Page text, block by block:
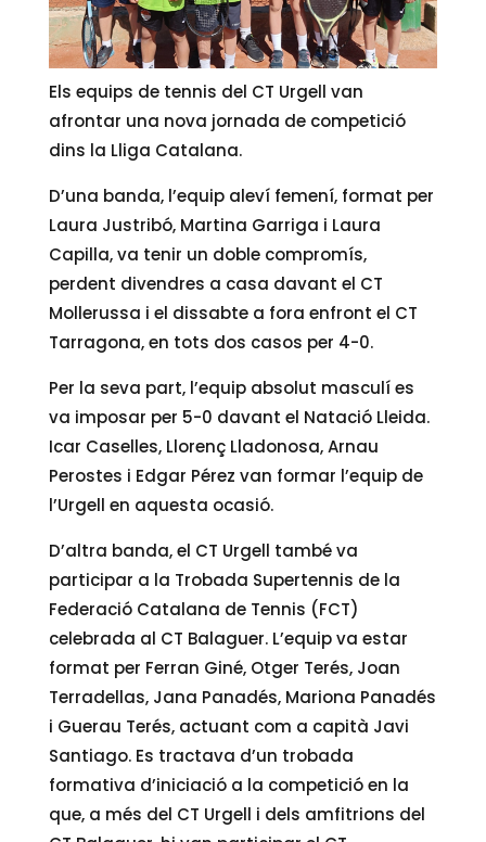
Els equips de tennis del CT Urgell van
afrontar una nova jornada de competició
dins la Lliga Catalana.
D’una banda, l’equip aleví femení, format per
Laura Justribó, Martina Garriga i Laura
Capilla, va tenir un doble compromís,
perdent divendres a casa davant el CT
Mollerussa i el dissabte a fora enfront el CT
Tarragona, en tots dos casos per 4-0.
Per la seva part, l’equip absolut masculí es
va imposar per 5-0 davant el Natació Lleida.
Icar Caselles, Llorenç Lladonosa, Arnau
Perostes i Edgar Pérez van formar l’equip de
l’Urgell en aquesta ocasió.
D’altra banda, el CT Urgell també va
participar a la Trobada Supertennis de la
Federació Catalana de Tennis (FCT)
celebrada al CT Balaguer. L’equip va estar
format per Ferran Giné, Otger Terés, Joan
Terradellas, Jana Panadés, Mariona Panadés
i Guerau Terés, actuant com a capità Javi
Santiago. Es tractava d’un trobada
formativa d’iniciació a la competició en la
que, a més del CT Urgell i dels amfitrions del